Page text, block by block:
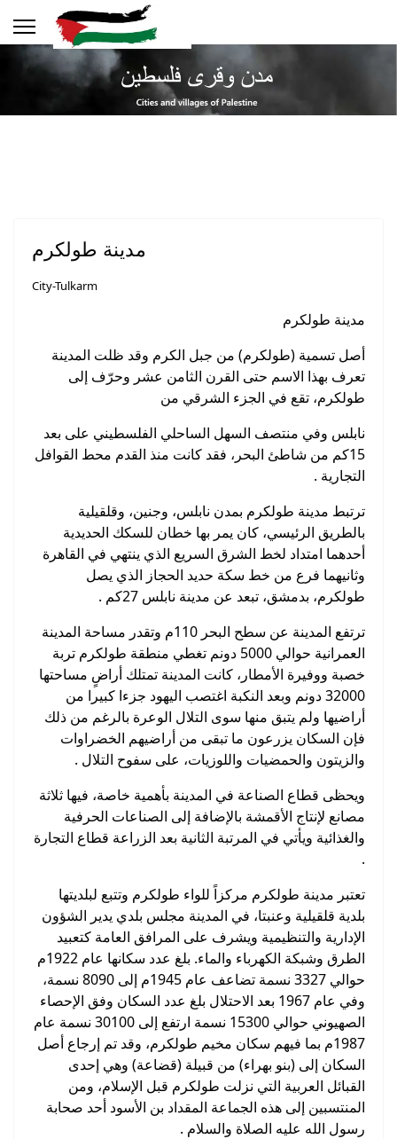
مدينة طولكرم
City-Tulkarm
مدينة طولكرم
أصل تسمية (طولكرم) من جبل الكرم وقد ظلت المدينة
تعرف بهذا الاسم حتى القرن الثامن عشر وحرّف إلى
طولكرم، تقع في الجزء الشرقي من
نابلس وفي منتصف السهل الساحلي الفلسطيني على بعد
15كم من شاطئ البحر، فقد كانت منذ القدم محط القوافل
التجارية .
ترتبط مدينة طولكرم بمدن نابلس، وجنين، وقلقيلية
بالطريق الرئيسي، كان يمر بها خطان للسكك الحديدية
أحدهما امتداد لخط الشرق السريع الذي ينتهي في القاهرة
وثانيهما فرع من خط سكة حديد الحجاز الذي يصل
طولكرم، بدمشق، تبعد عن مدينة نابلس 27كم .
ترتفع المدينة عن سطح البحر 110م وتقدر مساحة المدينة
العمرانية حوالي 5000 دونم تغطي منطقة طولكرم تربة
خصبة ووفيرة الأمطار، كانت المدينة تمتلك أراضٍ مساحتها
32000 دونم وبعد النكبة اغتصب اليهود جزءا كبيرا من
أراضيها ولم يتبق منها سوى التلال الوعرة بالرغم من ذلك
فإن السكان يزرعون ما تبقى من أراضيهم الخضراوات
والزيتون والحمضيات واللوزيات، على سفوح التلال .
ويحظى قطاع الصناعة في المدينة بأهمية خاصة، فيها ثلاثة
مصانع لإنتاج الأقمشة بالإضافة إلى الصناعات الحرفية
والغذائية ويأتي في المرتبة الثانية بعد الزراعة قطاع التجارة
.
تعتبر مدينة طولكرم مركزاً للواء طولكرم وتتبع لبلديتها
بلدية قلقيلية وعنبتا، في المدينة مجلس بلدي يدير الشؤون
الإدارية والتنظيمية ويشرف على المرافق العامة كتعبيد
الطرق وشبكة الكهرباء والماء. بلغ عدد سكانها عام 1922م
حوالي 3327 نسمة تضاعف عام 1945م إلى 8090 نسمة،
وفي عام 1967 بعد الاحتلال بلغ عدد السكان وفق الإحصاء
الصهيوني حوالي 15300 نسمة ارتفع إلى 30100 نسمة عام
1987م بما فيهم سكان مخيم طولكرم، وقد تم إرجاع أصل
السكان إلى (بنو بهراء) من قبيلة (قضاعة) وهي إحدى
القبائل العربية التي نزلت طولكرم قبل الإسلام، ومن
المنتسبين إلى هذه الجماعة المقداد بن الأسود أحد صحابة
رسول الله عليه الصلاة والسلام .